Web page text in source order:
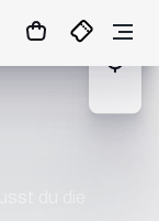
MATCHCENTER